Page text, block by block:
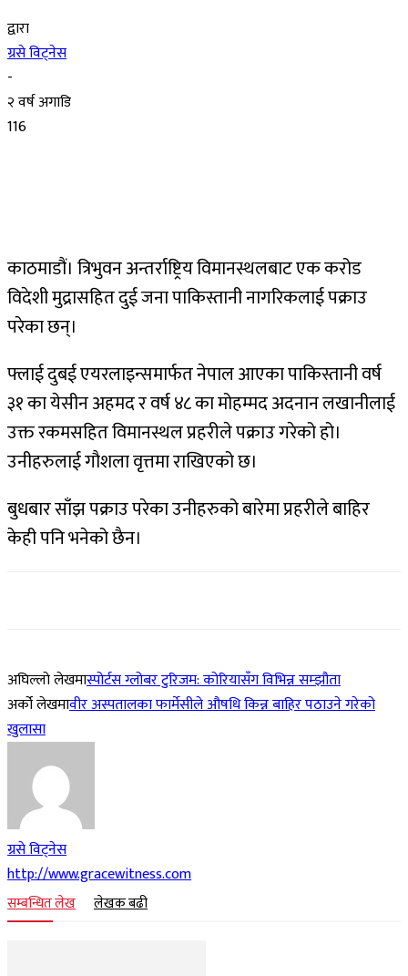
द्वारा
ग्रसे विट्नेस
-
२ वर्ष अगाडि
116
काठमाडौं। त्रिभुवन अन्तर्राष्ट्रिय विमानस्थलबाट एक करोड
विदेशी मुद्रासहित दुई जना पाकिस्तानी नागरिकलाई पक्राउ
परेका छन्।
फ्लाई दुबई एयरलाइन्समार्फत नेपाल आएका पाकिस्तानी वर्ष
३१ का येसीन अहमद र वर्ष ४८ का मोहम्मद अदनान लखानीलाई
उक्त रकमसहित विमानस्थल प्रहरीले पक्राउ गरेको हो।
उनीहरुलाई गौशला वृत्तमा राखिएको छ।
बुधबार साँझ पक्राउ परेका उनीहरुको बारेमा प्रहरीले बाहिर
केही पनि भनेको छैन।
अघिल्लो लेखमास्पोर्टस ग्लोबर टुरिजम: कोरियासँग विभिन्न सम्झौता
अर्को लेखमावीर अस्पतालका फार्मेसीले औषधि किन्न बाहिर पठाउने गरेको
खुलासा
ग्रसे विट्नेस
http://www.gracewitness.com
सम्बन्धित लेख लेखक बढी